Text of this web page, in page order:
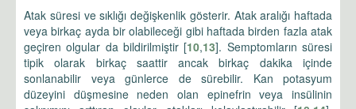
Atak süresi ve sıklığı değişkenlik gösterir. Atak aralığı haftada
veya birkaç ayda bir olabileceği gibi haftada birden fazla atak
geçiren olgular da bildirilmiştir [10,13]. Semptomların süresi
tipik olarak birkaç saattir ancak birkaç dakika içinde
sonlanabilir veya günlerce de sürebilir. Kan potasyum
düzeyini düşmesine neden olan epinefrin veya insülinin